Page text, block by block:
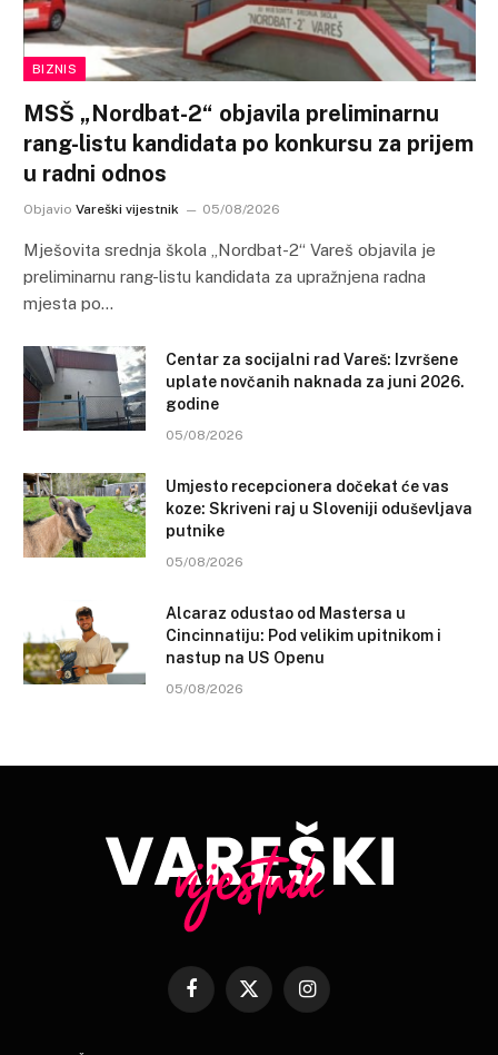
BIZNIS
MSŠ „Nordbat-2“ objavila preliminarnu
rang-listu kandidata po konkursu za prijem
u radni odnos
Objavio Vareški vijestnik 05/08/2026
Mješovita srednja škola „Nordbat-2“ Vareš objavila je
preliminarnu rang-listu kandidata za upražnjena radna
mjesta po…
Centar za socijalni rad Vareš: Izvršene
uplate novčanih naknada za juni 2026.
godine
05/08/2026
Umjesto recepcionera dočekat će vas
koze: Skriveni raj u Sloveniji oduševljava
putnike
05/08/2026
Alcaraz odustao od Mastersa u
Cincinnatiju: Pod velikim upitnikom i
nastup na US Openu
05/08/2026
Facebook
X
Instagram